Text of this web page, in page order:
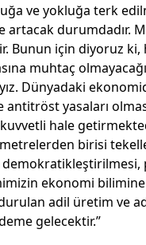
ve yokluğa terk
durumdadır.
Bunun için diyoruz
muhtaç
Dünyadaki
yasaları
hale
birisi
ekonomi bilimine
adil üretim ve
gelecektir.”